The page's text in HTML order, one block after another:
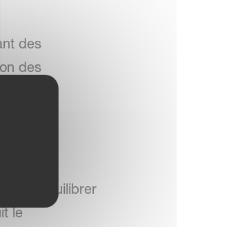
des
des
une
et d'équilibrer
le